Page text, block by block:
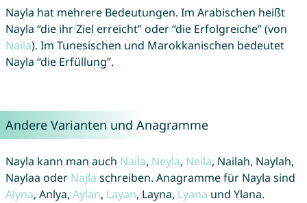
Nayla hat mehrere Bedeutungen. Im Arabischen heißt
Nayla “die ihr Ziel erreicht” oder “die Erfolgreiche” (von
Naila). Im Tunesischen und Marokkanischen bedeutet
Nayla “die Erfüllung”.
Andere Varianten und Anagramme
Nayla kann man auch Naila, Neyla, Neila, Nailah, Naylah,
Naylaa oder Najla schreiben. Anagramme für Nayla sind
Alyna, Anlya, Aylan, Layan, Layna, Lyana und Ylana.